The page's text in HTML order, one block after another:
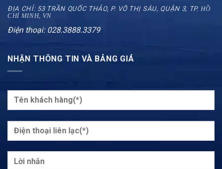
ĐỊA CHỈ: 53 TRẦN QUỐC THẢO, P. VÕ THỊ SÁU, QUẬN 3, TP.HỒ
CHÍ MINH, VN
Điện thoại: 028.3888.3379
NHẬN THÔNG TIN VÀ BẢNG GIÁ